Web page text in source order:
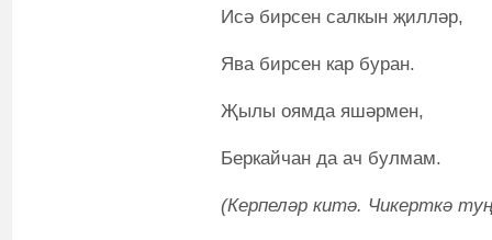
Исә бирсен салкын җилләр,
Ява бирсен кар буран.
Җылы оямда яшәрмен,
Беркайчан да ач булмам.
(Керпеләр китә. Чикерткә